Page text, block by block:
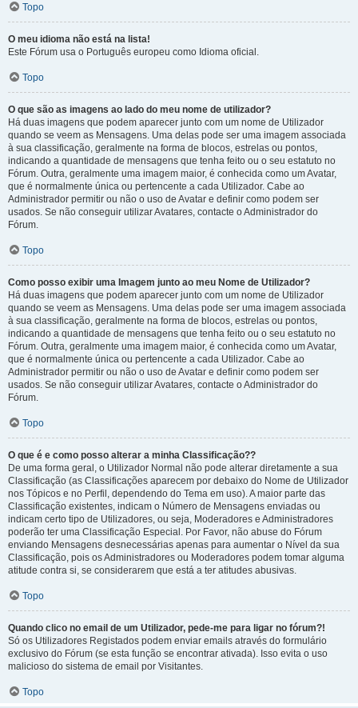
Topo
O meu idioma não está na lista!
Este Fórum usa o Português europeu como Idioma oficial.
Topo
O que são as imagens ao lado do meu nome de utilizador?
Há duas imagens que podem aparecer junto com um nome de Utilizador
quando se veem as Mensagens. Uma delas pode ser uma imagem associada
à sua classificação, geralmente na forma de blocos, estrelas ou pontos,
indicando a quantidade de mensagens que tenha feito ou o seu estatuto no
Fórum. Outra, geralmente uma imagem maior, é conhecida como um Avatar,
que é normalmente única ou pertencente a cada Utilizador. Cabe ao
Administrador permitir ou não o uso de Avatar e definir como podem ser
usados. Se não conseguir utilizar Avatares, contacte o Administrador do
Fórum.
Topo
Como posso exibir uma Imagem junto ao meu Nome de Utilizador?
Há duas imagens que podem aparecer junto com um nome de Utilizador
quando se veem as Mensagens. Uma delas pode ser uma imagem associada
à sua classificação, geralmente na forma de blocos, estrelas ou pontos,
indicando a quantidade de mensagens que tenha feito ou o seu estatuto no
Fórum. Outra, geralmente uma imagem maior, é conhecida como um Avatar,
que é normalmente única ou pertencente a cada Utilizador. Cabe ao
Administrador permitir ou não o uso de Avatar e definir como podem ser
usados. Se não conseguir utilizar Avatares, contacte o Administrador do
Fórum.
Topo
O que é e como posso alterar a minha Classificação??
De uma forma geral, o Utilizador Normal não pode alterar diretamente a sua
Classificação (as Classificações aparecem por debaixo do Nome de Utilizador
nos Tópicos e no Perfil, dependendo do Tema em uso). A maior parte das
Classificação existentes, indicam o Número de Mensagens enviadas ou
indicam certo tipo de Utilizadores, ou seja, Moderadores e Administradores
poderão ter uma Classificação Especial. Por Favor, não abuse do Fórum
enviando Mensagens desnecessárias apenas para aumentar o Nível da sua
Classificação, pois os Administradores ou Moderadores podem tomar alguma
atitude contra si, se considerarem que está a ter atitudes abusivas.
Topo
Quando clico no email de um Utilizador, pede-me para ligar no fórum?!
Só os Utilizadores Registados podem enviar emails através do formulário
exclusivo do Fórum (se esta função se encontrar ativada). Isso evita o uso
malicioso do sistema de email por Visitantes.
Topo